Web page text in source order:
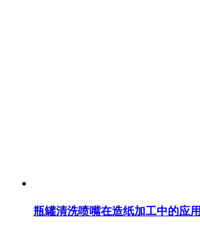
瓶罐清洗喷嘴在造纸加工中的应用